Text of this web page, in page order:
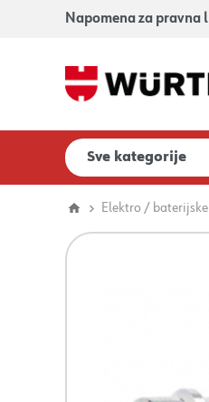
Napomena za pravna
Sve kategorije
Elektro /